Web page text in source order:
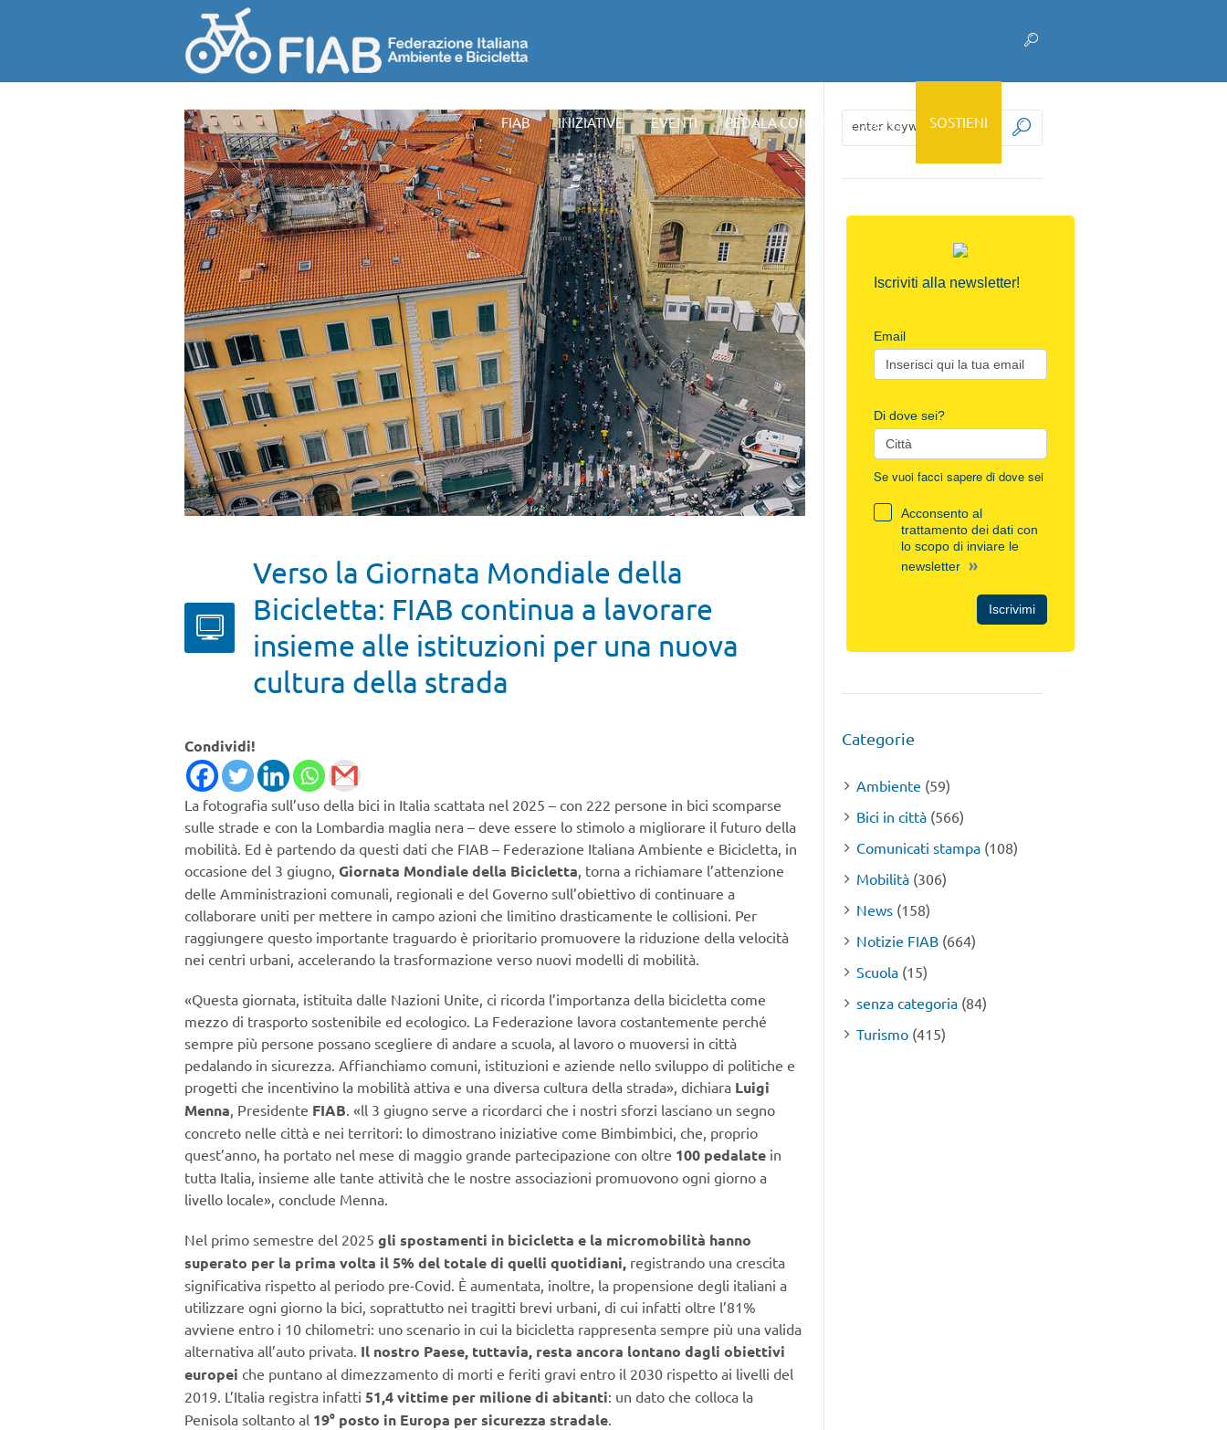
FIAB INIZIATIVE EVENTI PEDALA CON NOI NEWS SOSTIENI
Verso la Giornata Mondiale della
Bicicletta: FIAB continua a lavorare
insieme alle istituzioni per una nuova
cultura della strada
Condividi!
La fotografia sull’uso della bici in Italia scattata nel 2025 – con 222 persone in bici scomparse
sulle strade e con la Lombardia maglia nera – deve essere lo stimolo a migliorare il futuro della
mobilità. Ed è partendo da questi dati che FIAB – Federazione Italiana Ambiente e Bicicletta, in
occasione del 3 giugno, Giornata Mondiale della Bicicletta , torna a richiamare l’attenzione
delle Amministrazioni comunali, regionali e del Governo sull’obiettivo di continuare a
collaborare uniti per mettere in campo azioni che limitino drasticamente le collisioni. Per
raggiungere questo importante traguardo è prioritario promuovere la riduzione della velocità
nei centri urbani, accelerando la trasformazione verso nuovi modelli di mobilità.
«Questa giornata, istituita dalle Nazioni Unite, ci ricorda l’importanza della bicicletta come
mezzo di trasporto sostenibile ed ecologico. La Federazione lavora costantemente perché
sempre più persone possano scegliere di andare a scuola, al lavoro o muoversi in città
pedalando in sicurezza. Affianchiamo comuni, istituzioni e aziende nello sviluppo di politiche e
progetti che incentivino la mobilità attiva e una diversa cultura della strada», dichiara Luigi
Menna , Presidente FIAB . «ll 3 giugno serve a ricordarci che i nostri sforzi lasciano un segno
concreto nelle città e nei territori: lo dimostrano iniziative come Bimbimbici, che, proprio
quest’anno, ha portato nel mese di maggio grande partecipazione con oltre 100 pedalate in
tutta Italia, insieme alle tante attività che le nostre associazioni promuovono ogni giorno a
livello locale», conclude Menna.
Nel primo semestre del 2025 gli spostamenti in bicicletta e la micromobilità hanno
superato per la prima volta il 5% del totale di quelli quotidiani, registrando una crescita
significativa rispetto al periodo pre-Covid. È aumentata, inoltre, la propensione degli italiani a
utilizzare ogni giorno la bici, soprattutto nei tragitti brevi urbani, di cui infatti oltre l’81%
avviene entro i 10 chilometri: uno scenario in cui la bicicletta rappresenta sempre più una valida
alternativa all’auto privata. Il nostro Paese, tuttavia, resta ancora lontano dagli obiettivi
europei che puntano al dimezzamento di morti e feriti gravi entro il 2030 rispetto ai livelli del
2019. L’Italia registra infatti 51,4 vittime per milione di abitanti: un dato che colloca la
Penisola soltanto al 19° posto in Europa per sicurezza stradale
Iscriviti alla newsletter!
Email
Di dove sei?
Se vuoi facci sapere di dove sei
Acconsento al
trattamento dei dati con
lo scopo di inviare le
newsletter »
Iscrivimi
Categorie
Ambiente (59)
Bici in città (566)
Comunicati stampa (108)
Mobilità (306)
News (158)
Notizie FIAB (664)
Scuola (15)
senza categoria (84)
Turismo (415)